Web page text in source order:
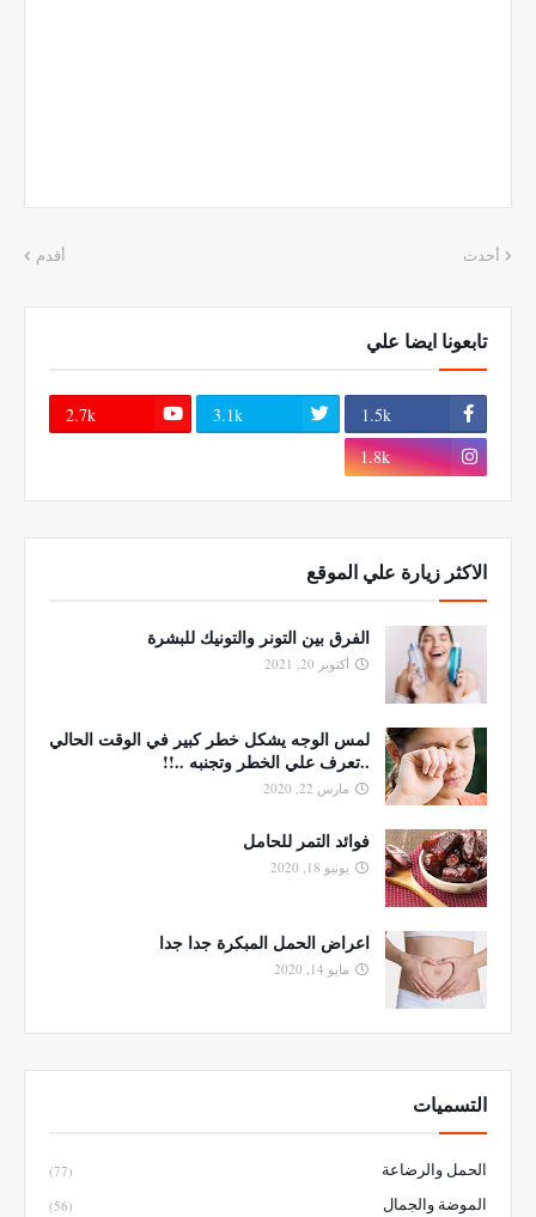
أحدث أقدم
تابعونا ايضا علي
1.5k
3.1k
2.7k
1.8k
الاكثر زيارة علي الموقع
الفرق بين التونر والتونيك للبشرة
أكتوبر 20, 2021
لمس الوجه يشكل خطر كبير في الوقت الحالي
..تعرف علي الخطر وتجنبه ..!!
مارس 22, 2020
فوائد التمر للحامل
يونيو 18, 2020
اعراض الحمل المبكرة جدا جدا
مايو 14, 2020
التسميات
الحمل والرضاعة (77)
الموضة والجمال (56)